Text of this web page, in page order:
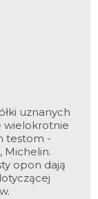
uznanych
wielokrotnie
testom -
Michelin.
opon dają